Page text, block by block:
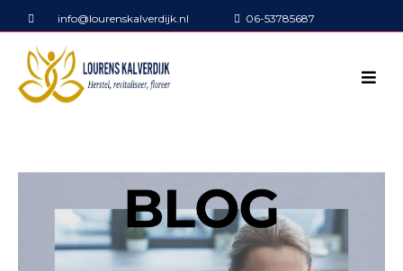
info@lourenskalverdijk.nl 06-53785687